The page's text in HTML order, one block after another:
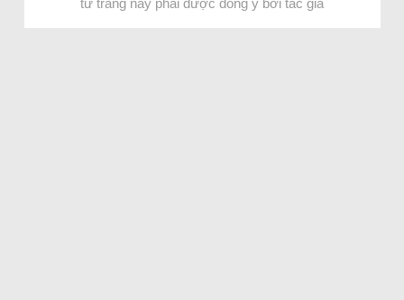
từ trang này phải được đồng ý bởi tác giả